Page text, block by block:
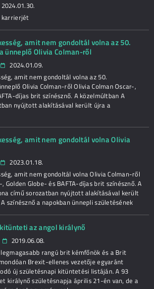
2024.01.30.
karrierjét
amit nem gondoltál volna az 50.
ünneplő Olivia Colman-ről
2024.01.09.
amit nem gondoltál volna az 50.
Olivia Colman-ről Olivia Colman Oscar-,
díjas brit színésznő. A közelmúltban A
nyújtott alakításával került újra a
amit nem gondoltál volna Olivia
2023.01.18.
amit nem gondoltál volna Olivia Colman-ről
Golden Globe- és BAFTA-díjas brit színésznő. A
című sorozatban nyújtott alakításával került
színésznő a napokban ünnepli születésének
az angol királynő
2019.06.08.
rangú brit kémfőnök és a Brit
Brexit-ellenes vezetője egyaránt
új születésnapi kitüntetési listáján. A 93
királynő születésnapja április 21-én van, de a